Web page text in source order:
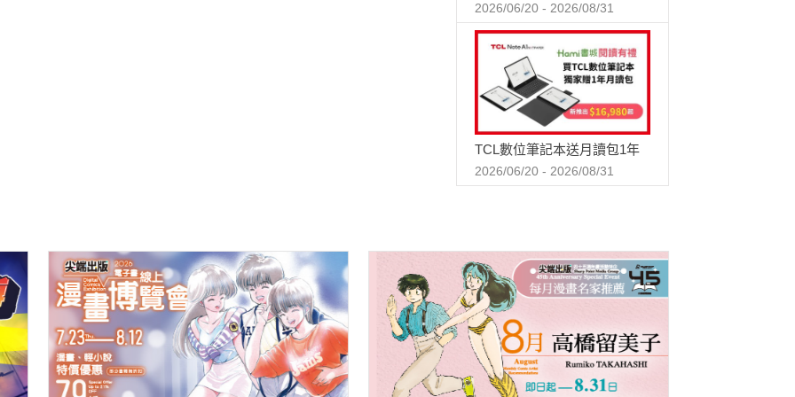
2026/06/20 - 2026/08/31
TCL數位筆記本送月讀包1年
2026/06/20 - 2026/08/31